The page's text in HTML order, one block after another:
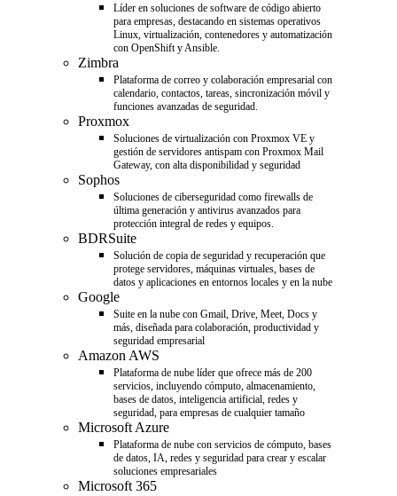
Líder en soluciones de software de código abierto
para empresas, destacando en sistemas operativos
Linux, virtualización, contenedores y automatización
con OpenShift y Ansible.
Zimbra
Plataforma de correo y colaboración empresarial con
calendario, contactos, tareas, sincronización móvil y
funciones avanzadas de seguridad.
Proxmox
Soluciones de virtualización con Proxmox VE y
gestión de servidores antispam con Proxmox Mail
Gateway, con alta disponibilidad y seguridad
Sophos
Soluciones de ciberseguridad como firewalls de
última generación y antivirus avanzados para
protección integral de redes y equipos.
BDRSuite
Solución de copia de seguridad y recuperación que
protege servidores, máquinas virtuales, bases de
datos y aplicaciones en entornos locales y en la nube
Google
Suite en la nube con Gmail, Drive, Meet, Docs y
más, diseñada para colaboración, productividad y
seguridad empresarial
Amazon AWS
Plataforma de nube líder que ofrece más de 200
servicios, incluyendo cómputo, almacenamiento,
bases de datos, inteligencia artificial, redes y
seguridad, para empresas de cualquier tamaño
Microsoft Azure
Plataforma de nube con servicios de cómputo, bases
de datos, IA, redes y seguridad para crear y escalar
soluciones empresariales
Microsoft 365